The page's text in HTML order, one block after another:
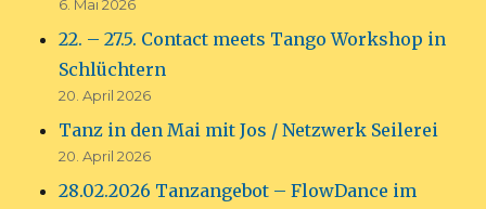
6. Mai 2026
22. – 27.5. Contact meets Tango Workshop in
Schlüchtern
20. April 2026
Tanz in den Mai mit Jos / Netzwerk Seilerei
20. April 2026
28.02.2026 Tanzangebot – FlowDance im